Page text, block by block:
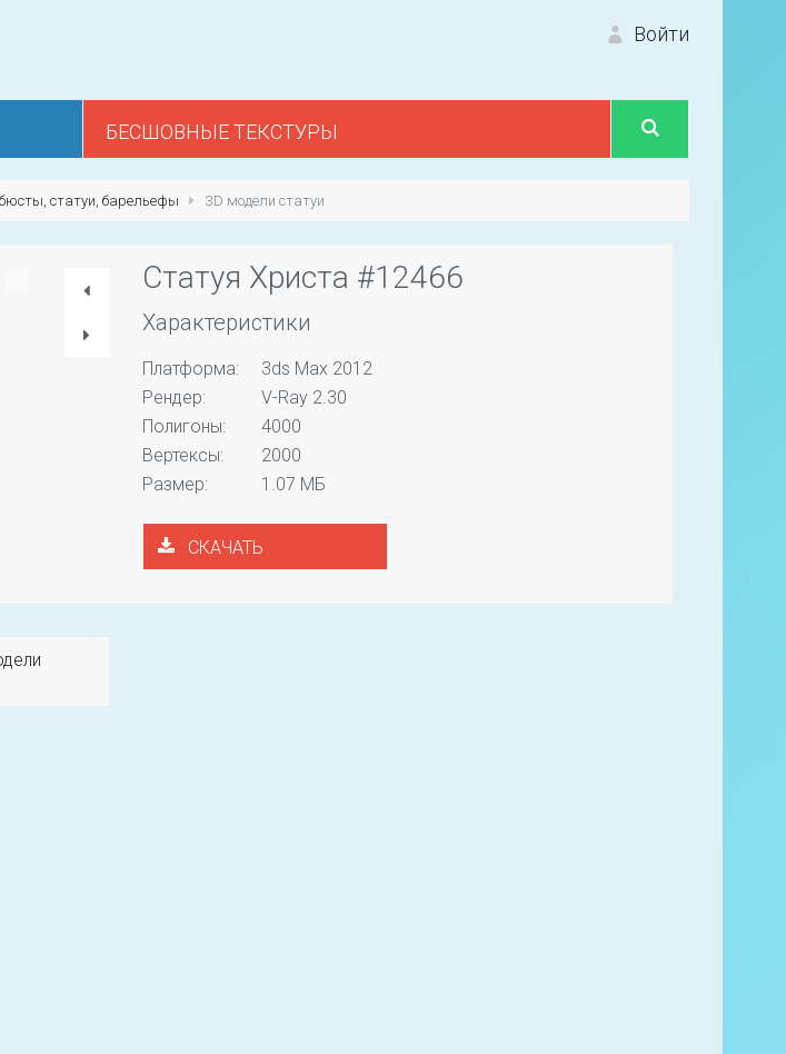
Войти
БЕСШОВНЫЕ ТЕКСТУРЫ
статуи, барельефы 3D модели статуи
Статуя Христа #12466
Характеристики
Платформа:
3ds Max 2012
Рендер:
V-Ray 2.30
Полигоны:
4000
Вертексы:
2000
Размер:
1.07 МБ
СКАЧАТЬ